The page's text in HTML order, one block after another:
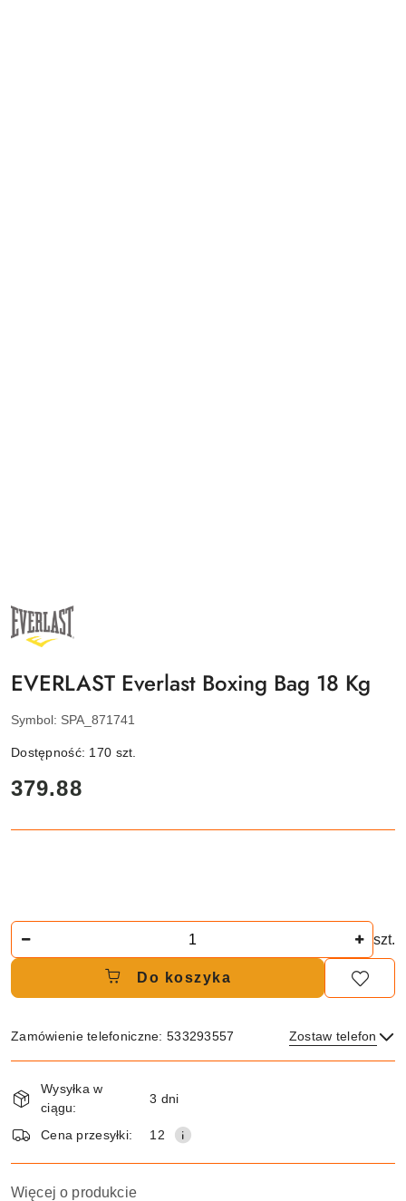
NAZWA
PRODUCENTA:
EVERLAST
EVERLAST Everlast Boxing Bag 18 Kg
Symbol: SPA_871741
Dostępność: 170 szt.
cena:
379.88
szt.
Do koszyka
Zamówienie telefoniczne: 533293557 Zostaw telefon
i
dostawa
Wysyłka w
ciągu:
3 dni
Cena przesyłki: 12
Więcej o produkcie